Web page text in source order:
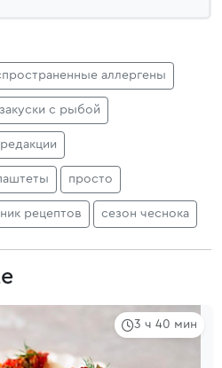
аллергены
закуски с рыбой
просто
рецептов сезон чеснока
3 ч 40 мин